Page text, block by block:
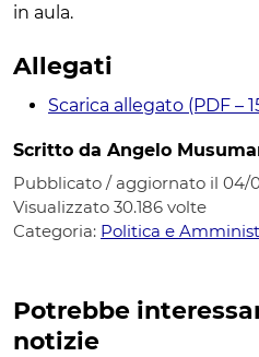
in aula.
Allegati
Scarica allegato (PDF –
Scritto da Angelo
Pubblicato / aggiornato il 04/
Visualizzato 30.186 volte
Categoria: Politica e
Potrebbe
notizie